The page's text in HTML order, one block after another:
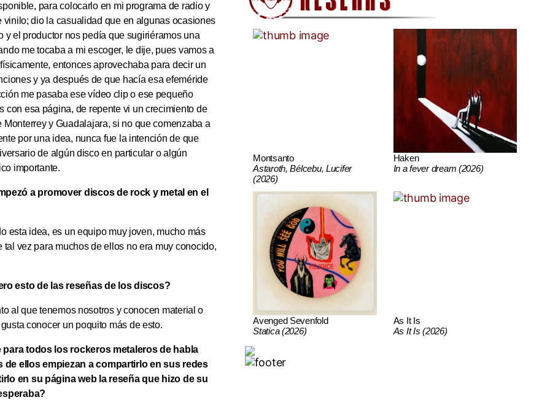
para colocarlo en mi programa de radio y
dio la casualidad que en algunas ocasiones
el productor nos pedía que sugiriéramos una
me tocaba a mi escoger, le dije, pues vamos a
entonces aprovechaba para decir un
y ya después de que hacía esa efeméride
me pasaba ese vídeo clip o ese pequeño
esa página, de repente vi un crecimiento de
y Guadalajara, si no que comenzaba a
por una idea, nunca fue la intención de que
de algún disco en particular o algún
importante.
a promover discos de rock y metal en el
esta idea, es un equipo muy joven, mucho más
vez para muchos de ellos no era muy conocido,
esto de las reseñas de los discos?
al que tenemos nosotros y conocen material o
conocer un poquito más de esto.
todos los rockeros metaleros de habla
ellos empiezan a compartirlo en sus redes
en su página web la reseña que hizo de su
Montsanto
Astaroth, Bélcebu, Lucifer
(2026)
Haken
In a fever dream (2026)
Avenged Sevenfold
Statica (2026)
As It Is
As It Is (2026)